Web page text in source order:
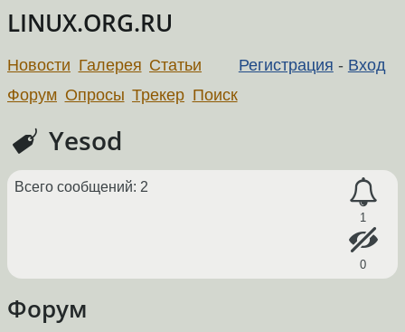
LINUX.ORG.RU
Регистрация - Вход
Новости Галерея Статьи
Форум Опросы Трекер Поиск
Yesod
1
0
Всего сообщений: 2
Форум